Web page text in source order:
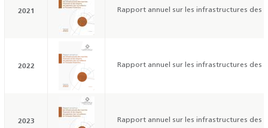
2021 Rapport annuel sur les infrastructures des
2022 Rapport annuel sur les infrastructures des
2023 Rapport annuel sur les infrastructures des